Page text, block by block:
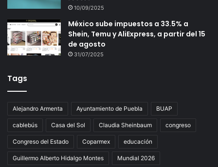
10/09/2025
México sube impuestos a 33.5% a
Shein, Temu y AliExpress, a partir del 15
de agosto
31/07/2025
Tags
Alejandro Armenta Ayuntamiento de Puebla BUAP
cablebús Casa del Sol Claudia Sheinbaum congreso
Congreso del Estado Coparmex educación
Guillermo Alberto Hidalgo Montes Mundial 2026